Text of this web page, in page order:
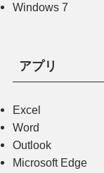
Windows 7
アプリ
Excel
Word
Outlook
Microsoft Edge